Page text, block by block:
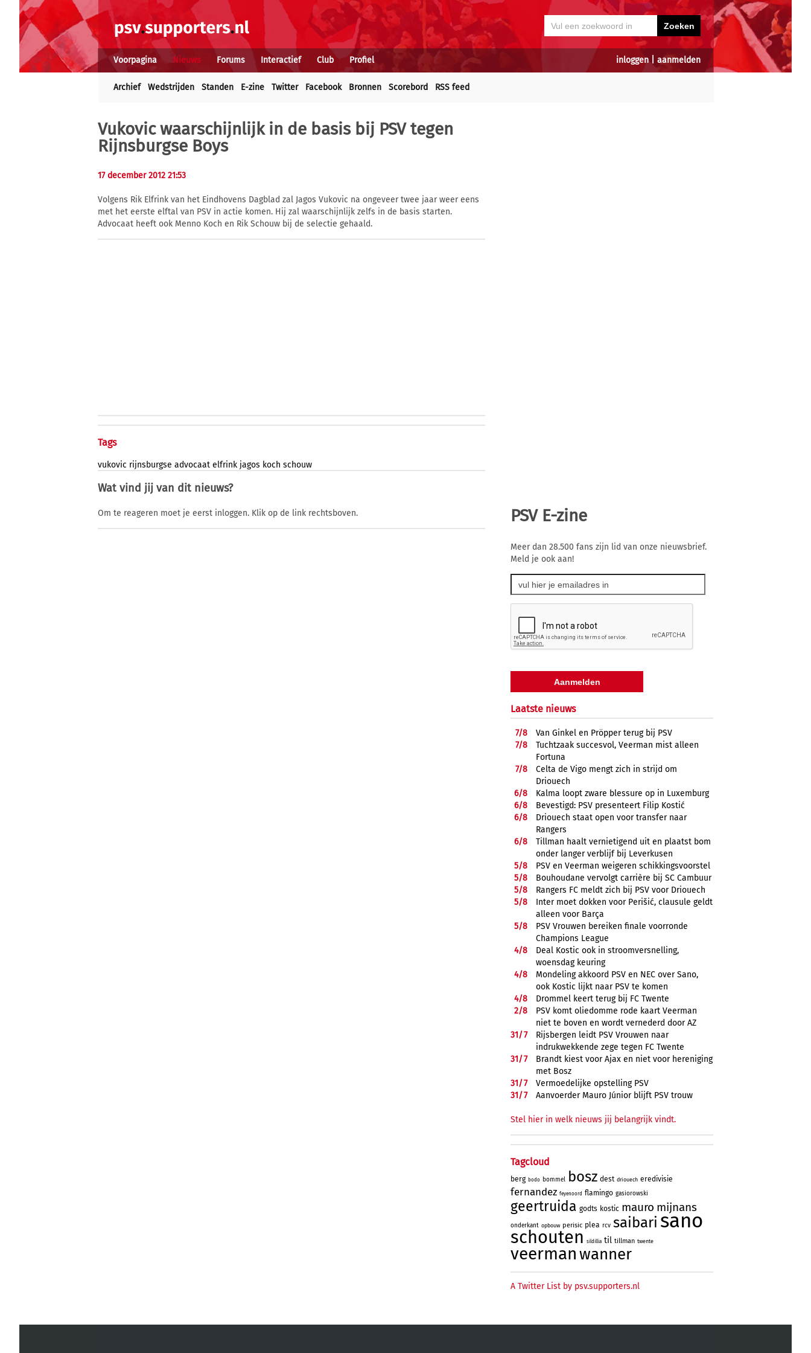
inloggen| aanmelden
Voorpagina Nieuws Forums Interactief Club Profiel
Archief Wedstrijden Standen E-zine Twitter Facebook Bronnen Scorebord RSS feed
Vukovic waarschijnlijk in de basis bij PSV tegen
Rijnsburgse Boys
17 december 2012 21:53
Volgens Rik Elfrink van het Eindhovens Dagblad zal Jagos Vukovic na ongeveer twee jaar weer eens
met het eerste elftal van PSV in actie komen. Hij zal waarschijnlijk zelfs in de basis starten.
Advocaat heeft ook Menno Koch en Rik Schouw bij de selectie gehaald.
Tags
vukovic rijnsburgse advocaat elfrink jagos koch schouw
Wat vind jij van dit nieuws?
Om te reageren moet je eerst inloggen. Klik op de link rechtsboven. PSV E-zine
Meer dan 28.500 fans zijn lid van onze nieuwsbrief.
Meld je ook aan!
Laatste nieuws
7/8
Van Ginkel en Pröpper terug bij PSV
7/8
Tuchtzaak succesvol, Veerman mist alleen
Fortuna
7/8
Celta de Vigo mengt zich in strijd om
Driouech
6/8
Kalma loopt zware blessure op in Luxemburg
6/8
Bevestigd: PSV presenteert Filip Kostić
6/8
Driouech staat open voor transfer naar
Rangers
6/8
Tillman haalt vernietigend uit en plaatst bom
onder langer verblijf bij Leverkusen
5/8
PSV en Veerman weigeren schikkingsvoorstel
5/8
Bouhoudane vervolgt carrière bij SC Cambuur
5/8
Rangers FC meldt zich bij PSV voor Driouech
5/8
Inter moet dokken voor Perišić, clausule geldt
alleen voor Barça
5/8
PSV Vrouwen bereiken finale voorronde
Champions League
4/8
Deal Kostic ook in stroomversnelling,
woensdag keuring
4/8
Mondeling akkoord PSV en NEC over Sano,
ook Kostic lijkt naar PSV te komen
4/8
Drommel keert terug bij FC Twente
2/8
PSV komt oliedomme rode kaart Veerman
niet te boven en wordt vernederd door AZ
31/7
Rijsbergen leidt PSV Vrouwen naar
indrukwekkende zege tegen FC Twente
31/7
Brandt kiest voor Ajax en niet voor hereniging
met Bosz
31/7
Vermoedelijke opstelling PSV
31/7 Aanvoerder Mauro Júnior blijft PSV trouw
Stel hier in welk nieuws jij belangrijk vindt.
Tagcloud
berg bodo bommel bosz dest driouech eredivisie
fernandez feyenoord flamingo gasiorowski
geertruida godts kostic mauro mijnans
onderkant opbouw perisic plea rcv saibari sano
schouten sildillia til tillman twente
veermanwanner
A Twitter List by psv.supporters.nl